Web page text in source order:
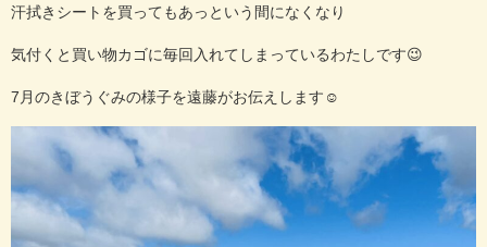
汗拭きシートを買ってもあっという間になくなり
気付くと買い物カゴに毎回入れてしまっているわたしです😉
7月のきぼうぐみの様子を遠藤がお伝えします☺️